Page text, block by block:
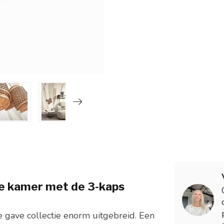
kamer met de 3-kaps
collectie enorm uitgebreid. Een